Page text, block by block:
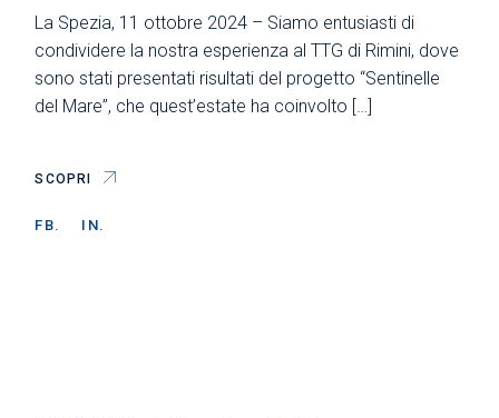
La Spezia, 11 ottobre 2024 – Siamo entusiasti di
condividere la nostra esperienza al TTG di Rimini, dove
sono stati presentati risultati del progetto “Sentinelle
del Mare”, che quest’estate ha coinvolto […]
SCOPRI
FB. IN.